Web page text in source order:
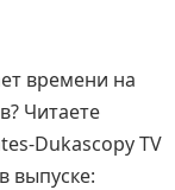
времени на
Читаете
Dukascopy TV
выпуске: